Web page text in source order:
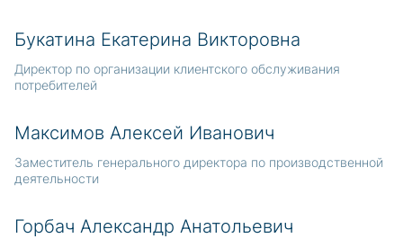
Букатина Екатерина Викторовна
Директор по организации клиентского обслуживания
потребителей
Максимов Алексей Иванович
Заместитель генерального директора по производственной
деятельности
Горбач Александр Анатольевич